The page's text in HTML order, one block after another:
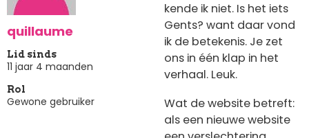
quillaume
Lid sinds
11 jaar 4 maanden
Rol
Gewone gebruiker
kende ik niet. Is het iets
Gents? want daar vond
ik de betekenis. Je zet
ons in één klap in het
verhaal. Leuk.
Wat de website betreft:
als een nieuwe website